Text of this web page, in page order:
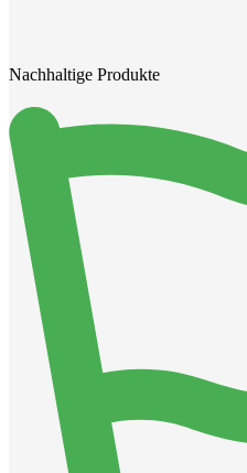
Nachhaltige Produkte